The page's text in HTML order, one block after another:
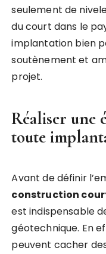
seulement de
du court dans le
implantation bien
soutènement et
projet.
Réaliser une
toute
Avant de définir
construction
est indispensable
géotechnique. En
peuvent cacher